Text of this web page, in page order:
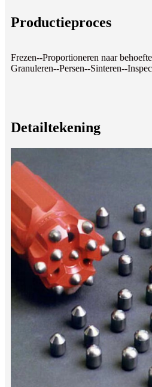
Productieproces
Frezen--Proportioneren naar
Granuleren--Persen--Sinteren--
Detailtekening